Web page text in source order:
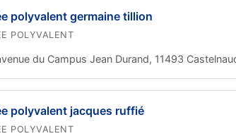
polyvalent germaine tillion
POLYVALENT
du Campus Jean Durand, 11493
polyvalent jacques ruffié
POLYVALENT